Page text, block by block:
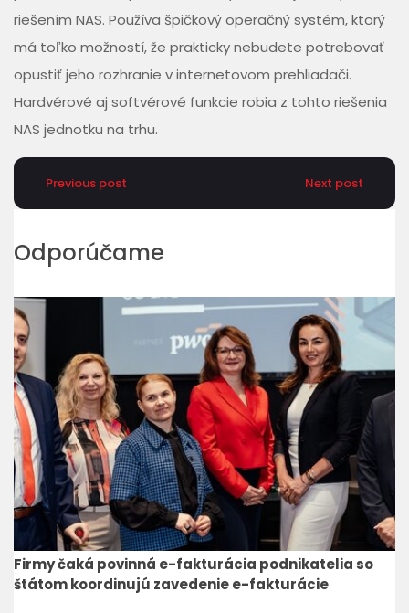
riešením NAS. Používa špičkový operačný systém, ktorý
má toľko možností, že prakticky nebudete potrebovať
opustiť jeho rozhranie v internetovom prehliadači.
Hardvérové aj softvérové funkcie robia z tohto riešenia
NAS jednotku na trhu.
Previous post Next post
Odporúčame
Firmy čaká povinná e-fakturácia podnikatelia so
štátom koordinujú zavedenie e-fakturácie